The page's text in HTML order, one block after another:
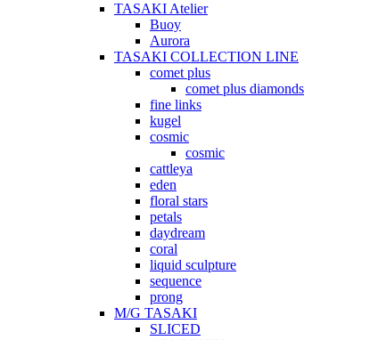
TASAKI Atelier
Buoy
Aurora
TASAKI COLLECTION LINE
comet plus
comet plus diamonds
fine links
kugel
cosmic
cosmic
cattleya
eden
floral stars
petals
daydream
coral
liquid sculpture
sequence
prong
M/G TASAKI
SLICED